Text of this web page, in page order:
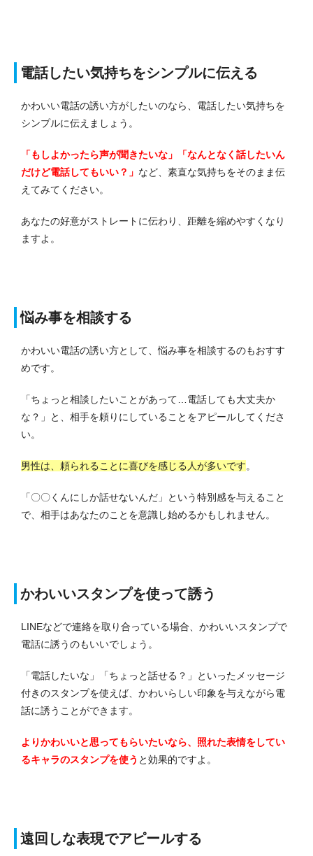
電話したい気持ちをシンプルに伝える
かわいい電話の誘い方がしたいのなら、電話したい気持ちを
シンプルに伝えましょう。
「もしよかったら声が聞きたいな」「なんとなく話したいん
だけど電話してもいい？」 など、素直な気持ちをそのまま伝
えてみてください。
あなたの好意がストレートに伝わり、距離を縮めやすくなり
ますよ。
悩み事を相談する
かわいい電話の誘い方として、悩み事を相談するのもおすす
めです。
「ちょっと相談したいことがあって…電話しても大丈夫か
な？」と、相手を頼りにしていることをアピールしてくださ
い。
男性は、頼られることに喜びを感じる人が多いです。
「〇〇くんにしか話せないんだ」という特別感を与えること
で、相手はあなたのことを意識し始めるかもしれません。
かわいいスタンプを使って誘う
LINEなどで連絡を取り合っている場合、かわいいスタンプで
電話に誘うのもいいでしょう。
「電話したいな」「ちょっと話せる？」といったメッセージ
付きのスタンプを使えば、かわいらしい印象を与えながら電
話に誘うことができます。
よりかわいいと思ってもらいたいなら、照れた表情をしてい
るキャラのスタンプを使う と効果的ですよ。
遠回しな表現でアピールする